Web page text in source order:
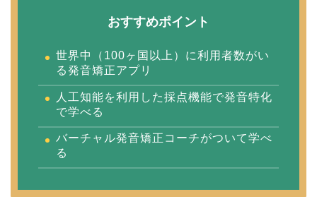
おすすめポイント
世界中（100ヶ国以上）に利用者数がい
る発音矯正アプリ
人工知能を利用した採点機能で発音特化
で学べる
バーチャル発音矯正コーチがついて学べ
る